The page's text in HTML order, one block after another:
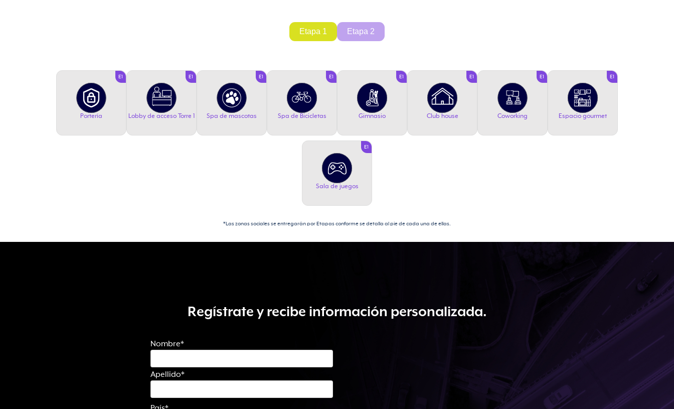
Etapa 1 Etapa 2
E1
Portería
E1
Lobby de acceso Torre 1
E1
Spa de mascotas
E1
Spa de Bicicletas
E1
Gimnasio
E1
Club house
E1
Coworking
E1
Espacio gourmet
E1
Sala de juegos
*Las zonas sociales se entregarán por Etapas conforme se detalla al pie de cada una de ellas.
Regístrate y recibe información personalizada.
Nombre*
Apellido*